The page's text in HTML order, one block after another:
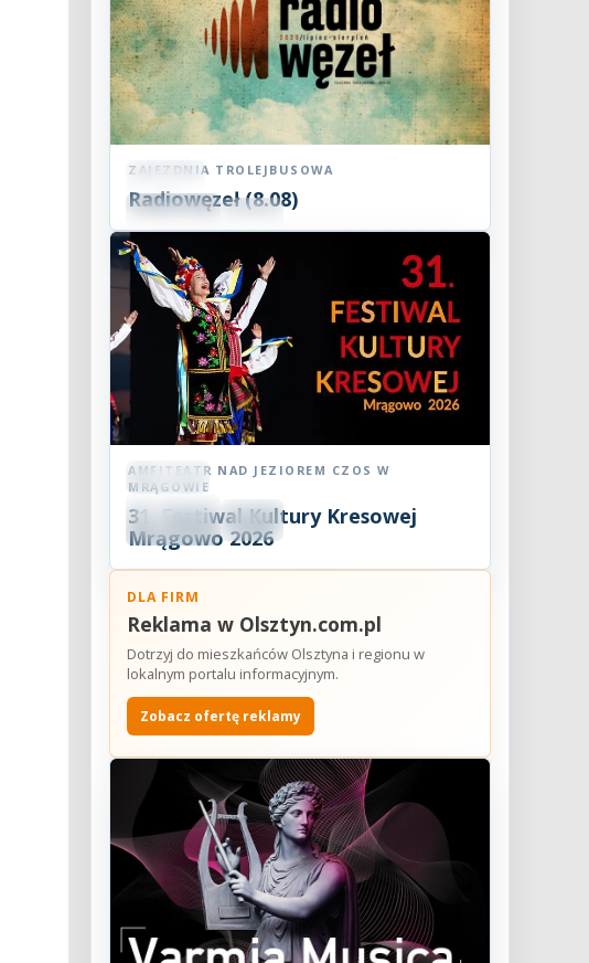
Koncert
08 SIE
2026
ZAJEZDNIA TROLEJBUSOWA
Radiowęzeł (8.08)
08 SIE 18:30
AMFITEATR NAD JEZIOREM CZOS W
MRĄGOWIE
31. Festiwal Kultury Kresowej
Mrągowo 2026
DLA FIRM
Reklama w Olsztyn.com.pl
Dotrzyj do mieszkańców Olsztyna i regionu w
lokalnym portalu informacyjnym.
Zobacz ofertę reklamy